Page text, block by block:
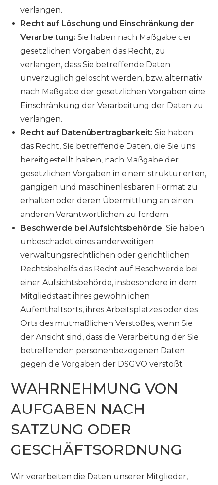
verlangen.
Recht auf Löschung und Einschränkung der
Verarbeitung: Sie haben nach Maßgabe der
gesetzlichen Vorgaben das Recht, zu
verlangen, dass Sie betreffende Daten
unverzüglich gelöscht werden, bzw. alternativ
nach Maßgabe der gesetzlichen Vorgaben eine
Einschränkung der Verarbeitung der Daten zu
verlangen.
Recht auf Datenübertragbarkeit: Sie haben
das Recht, Sie betreffende Daten, die Sie uns
bereitgestellt haben, nach Maßgabe der
gesetzlichen Vorgaben in einem strukturierten,
gängigen und maschinenlesbaren Format zu
erhalten oder deren Übermittlung an einen
anderen Verantwortlichen zu fordern.
Beschwerde bei Aufsichtsbehörde: Sie haben
unbeschadet eines anderweitigen
verwaltungsrechtlichen oder gerichtlichen
Rechtsbehelfs das Recht auf Beschwerde bei
einer Aufsichtsbehörde, insbesondere in dem
Mitgliedstaat ihres gewöhnlichen
Aufenthaltsorts, ihres Arbeitsplatzes oder des
Orts des mutmaßlichen Verstoßes, wenn Sie
der Ansicht sind, dass die Verarbeitung der Sie
betreffenden personenbezogenen Daten
gegen die Vorgaben der DSGVO verstößt.
WAHRNEHMUNG VON
AUFGABEN NACH
SATZUNG ODER
GESCHÄFTSORDNUNG
Wir verarbeiten die Daten unserer Mitglieder,